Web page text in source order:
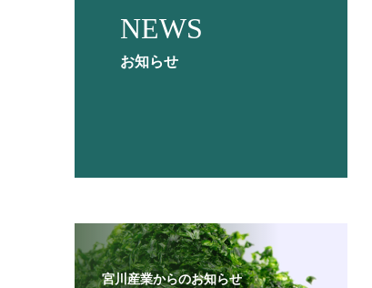
NEWS
お知らせ
宮川産業からのお知らせ